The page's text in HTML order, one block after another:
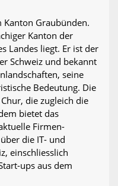
Graubünden.
Kanton der
Landes liegt. Er ist der
Schweiz und bekannt
seine
Bedeutung. Die
die zugleich die
bietet das
Firmen-
die IT- und
einschliesslich
ups aus dem